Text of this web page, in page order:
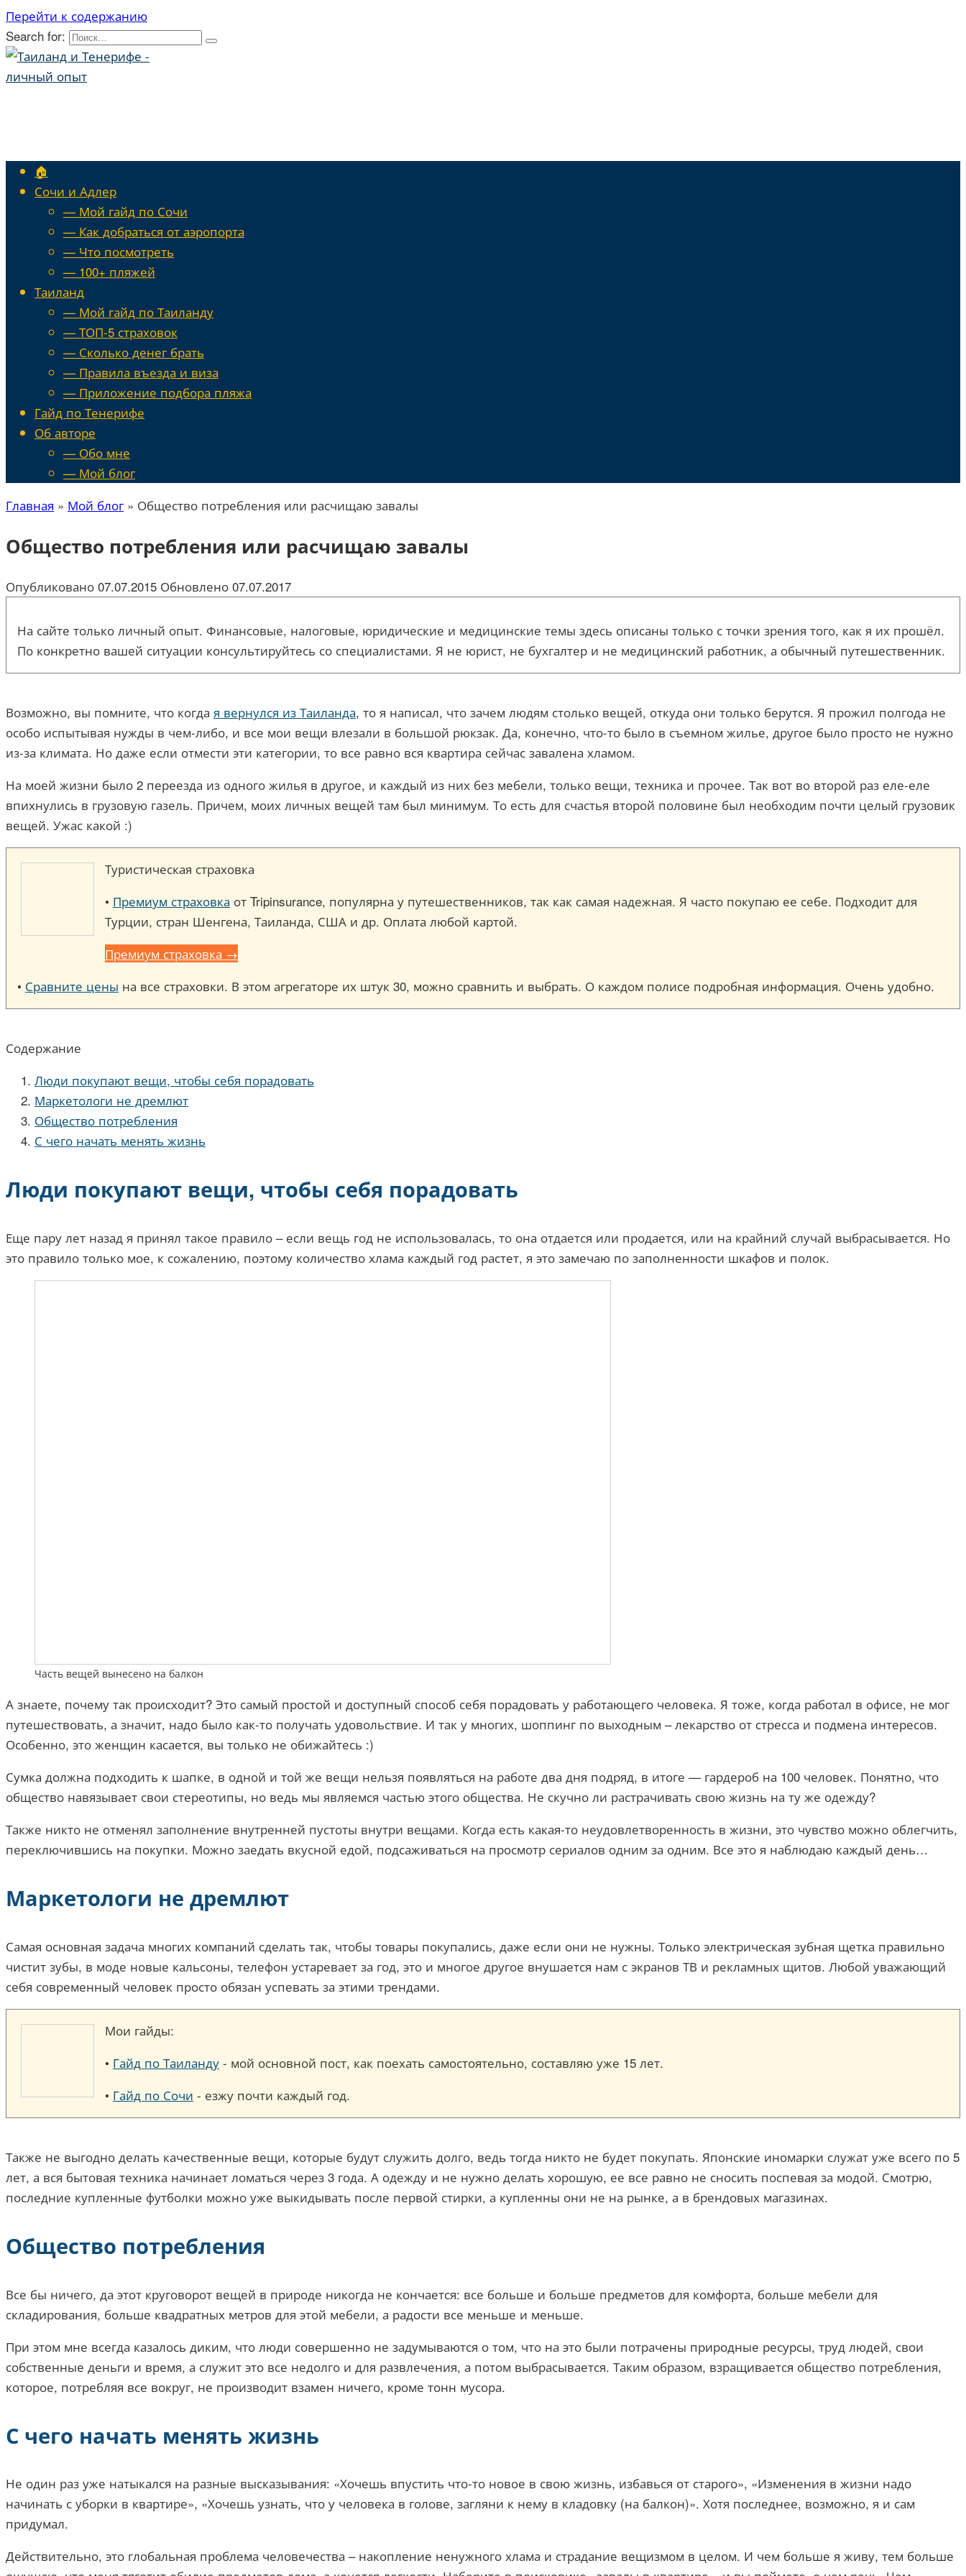
Перейти к содержанию
Search for:
🏠
Сочи и Адлер
— Мой гайд по Сочи
— Как добраться от аэропорта
— Что посмотреть
— 100+ пляжей
Таиланд
— Мой гайд по Таиланду
— ТОП-5 страховок
— Сколько денег брать
— Правила въезда и виза
— Приложение подбора пляжа
Гайд по Тенерифе
Об авторе
— Обо мне
— Мой блог
Главная » Мой блог » Общество потребления или расчищаю завалы
Общество потребления или расчищаю завалы
Опубликовано 07.07.2015 Обновлено 07.07.2017
На сайте только личный опыт. Финансовые, налоговые, юридические и медицинские темы здесь описаны только с точки зрения того, как я их прошёл.
По конкретно вашей ситуации консультируйтесь со специалистами. Я не юрист, не бухгалтер и не медицинский работник, а обычный путешественник.
Возможно, вы помните, что когда я вернулся из Таиланда, то я написал, что зачем людям столько вещей, откуда они только берутся. Я прожил полгода не
особо испытывая нужды в чем-либо, и все мои вещи влезали в большой рюкзак. Да, конечно, что-то было в съемном жилье, другое было просто не нужно
из-за климата. Но даже если отмести эти категории, то все равно вся квартира сейчас завалена хламом.
На моей жизни было 2 переезда из одного жилья в другое, и каждый из них без мебели, только вещи, техника и прочее. Так вот во второй раз еле-еле
впихнулись в грузовую газель. Причем, моих личных вещей там был минимум. То есть для счастья второй половине был необходим почти целый грузовик
вещей. Ужас какой :)
Туристическая страховка
• Премиум страховка от Tripinsurance, популярна у путешественников, так как самая надежная. Я часто покупаю ее себе. Подходит для
Турции, стран Шенгена, Таиланда, США и др. Оплата любой картой.
Премиум страховка →
• Сравните цены на все страховки. В этом агрегаторе их штук 30, можно сравнить и выбрать. О каждом полисе подробная информация. Очень удобно.
Содержание
Люди покупают вещи, чтобы себя порадовать
Маркетологи не дремлют
Общество потребления
С чего начать менять жизнь
Люди покупают вещи, чтобы себя порадовать
Еще пару лет назад я принял такое правило – если вещь год не использовалась, то она отдается или продается, или на крайний случай выбрасывается. Но
это правило только мое, к сожалению, поэтому количество хлама каждый год растет, я это замечаю по заполненности шкафов и полок.
Часть вещей вынесено на балкон
А знаете, почему так происходит? Это самый простой и доступный способ себя порадовать у работающего человека. Я тоже, когда работал в офисе, не мог
путешествовать, а значит, надо было как-то получать удовольствие. И так у многих, шоппинг по выходным – лекарство от стресса и подмена интересов.
Особенно, это женщин касается, вы только не обижайтесь :)
Сумка должна подходить к шапке, в одной и той же вещи нельзя появляться на работе два дня подряд, в итоге — гардероб на 100 человек. Понятно, что
общество навязывает свои стереотипы, но ведь мы являемся частью этого общества. Не скучно ли растрачивать свою жизнь на ту же одежду?
Также никто не отменял заполнение внутренней пустоты внутри вещами. Когда есть какая-то неудовлетворенность в жизни, это чувство можно облегчить,
переключившись на покупки. Можно заедать вкусной едой, подсаживаться на просмотр сериалов одним за одним. Все это я наблюдаю каждый день…
Маркетологи не дремлют
Самая основная задача многих компаний сделать так, чтобы товары покупались, даже если они не нужны. Только электрическая зубная щетка правильно
чистит зубы, в моде новые кальсоны, телефон устаревает за год, это и многое другое внушается нам с экранов ТВ и рекламных щитов. Любой уважающий
себя современный человек просто обязан успевать за этими трендами.
Мои гайды:
• Гайд по Таиланду - мой основной пост, как поехать самостоятельно, составляю уже 15 лет.
• Гайд по Сочи - езжу почти каждый год.
Также не выгодно делать качественные вещи, которые будут служить долго, ведь тогда никто не будет покупать. Японские иномарки служат уже всего по 5
лет, а вся бытовая техника начинает ломаться через 3 года. А одежду и не нужно делать хорошую, ее все равно не сносить поспевая за модой. Смотрю,
последние купленные футболки можно уже выкидывать после первой стирки, а купленны они не на рынке, а в брендовых магазинах.
Общество потребления
Все бы ничего, да этот круговорот вещей в природе никогда не кончается: все больше и больше предметов для комфорта, больше мебели для
складирования, больше квадратных метров для этой мебели, а радости все меньше и меньше.
При этом мне всегда казалось диким, что люди совершенно не задумываются о том, что на это были потрачены природные ресурсы, труд людей, свои
собственные деньги и время, а служит это все недолго и для развлечения, а потом выбрасывается. Таким образом, взращивается общество потребления,
которое, потребляя все вокруг, не производит взамен ничего, кроме тонн мусора.
С чего начать менять жизнь
Не один раз уже натыкался на разные высказывания: «Хочешь впустить что-то новое в свою жизнь, избавься от старого», «Изменения в жизни надо
начинать с уборки в квартире», «Хочешь узнать, что у человека в голове, загляни к нему в кладовку (на балкон)». Хотя последнее, возможно, я и сам
придумал.
Действительно, это глобальная проблема человечества – накопление ненужного хлама и страдание вещизмом в целом. И чем больше я живу, тем больше